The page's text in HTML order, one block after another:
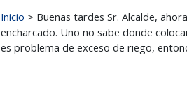
Inicio > Buenas tardes Sr. Alcalde,
encharcado. Uno no sabe donde
es problema de exceso de riego,